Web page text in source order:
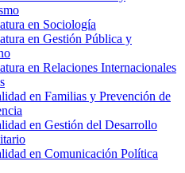
en Sociología
en Gestión Pública y
en Relaciones Internacionales
en Familias y Prevención de
en Gestión del Desarrollo
en Comunicación Política